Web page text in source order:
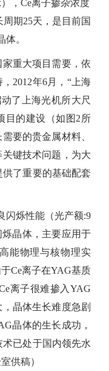
， Ce离子掺杂浓度
周期25天，是目前国
体。
重大项目需要，依
2012年6月，“上海
动了上海光机所大尺
目的建设（如图 2 所
要的贵金属材料、
键技术问题，为大
了重要的基础配套
闪烁性能（光产额:9
烁晶体，主要应用于
能物理与核物理实
Ce离子在YAG基质
离子很难掺入YAG
晶体生长难度急剧
晶体的生长成功，
术已处于国内领先水
供稿）